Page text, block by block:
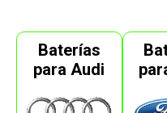
Baterías
para Audi